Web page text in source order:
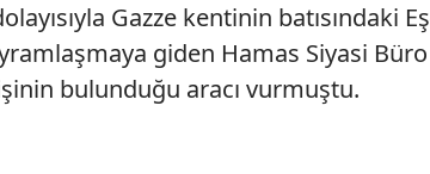
Gazze kentinin batısındaki
giden Hamas Siyasi Büro
bulunduğu aracı vurmuştu.